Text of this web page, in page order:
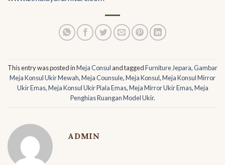
This entry was posted inMeja Consul and taggedFurniture Jepara,Gambar
Meja Konsul Ukir Mewah,Meja Counsule,Meja Konsul,Meja Konsul Mirror
Ukir Emas,Meja Konsul Ukir Piala Emas,Meja Mirror Ukir Emas,Meja
Penghias Ruangan Model Ukir.
ADMIN